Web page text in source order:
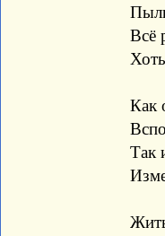
Всё
Как
Так